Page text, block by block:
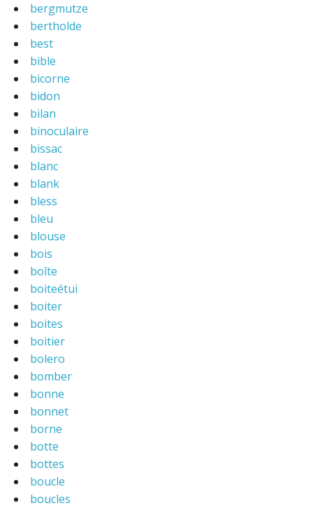
bergmutze
bertholde
best
bible
bicorne
bidon
bilan
binoculaire
bissac
blanc
blank
bless
bleu
blouse
bois
boîte
boiteétui
boiter
boites
boitier
bolero
bomber
bonne
bonnet
borne
botte
bottes
boucle
boucles